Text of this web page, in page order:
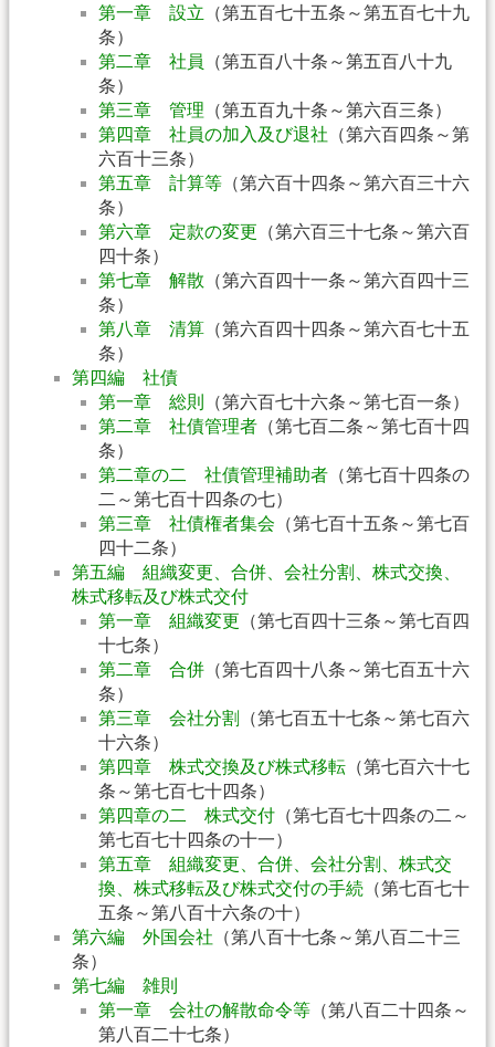
第一章 設立 （第五百七十五条～第五百七十九
条）
第二章 社員
（第五百八十条～第五百八十九
条）
第三章 管理 （第五百九十条～第六百三条）
第四章 社員の加入及び退社 （第六百四条～第
六百十三条）
第五章 計算等 （第六百十四条～第六百三十六
条）
第六章 定款の変更 （第六百三十七条～第六百
四十条）
第七章 解散 （第六百四十一条～第六百四十三
条）
第八章 清算 （第六百四十四条～第六百七十五
条）
第四編 社債
第一章 総則
（第六百七十六条～第七百一条）
第二章 社債管理者 （第七百二条～第七百十四
条）
第二章の二 社債管理補助者 （第七百十四条の
二～第七百十四条の七）
第三章 社債権者集会 （第七百十五条～第七百
四十二条）
第五編 組織変更、合併、会社分割、株式交換、
株式移転及び株式交付
第一章 組織変更 （第七百四十三条～第七百四
十七条）
第二章 合併 （第七百四十八条～第七百五十六
条）
第三章 会社分割
（第七百五十七条～第七百六
十六条）
第四章 株式交換及び株式移転 （第七百六十七
条～第七百七十四条）
第四章の二 株式交付 （第七百七十四条の二～
第七百七十四条の十一）
第五章 組織変更、合併、会社分割、株式交
換、株式移転及び株式交付の手続 （第七百七十
五条～第八百十六条の十）
第六編 外国会社 （第八百十七条～第八百二十三
条）
第七編 雑則
第一章 会社の解散命令等 （第八百二十四条～
第八百二十七条）